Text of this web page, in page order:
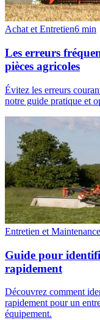
Achat et Entretien6 min
Les erreurs
pièces agricoles
Évitez les erreurs
notre guide pratique et
Entretien et Maintenance
Guide pour
rapidement
Découvrez comment
rapidement pour un
équipement.